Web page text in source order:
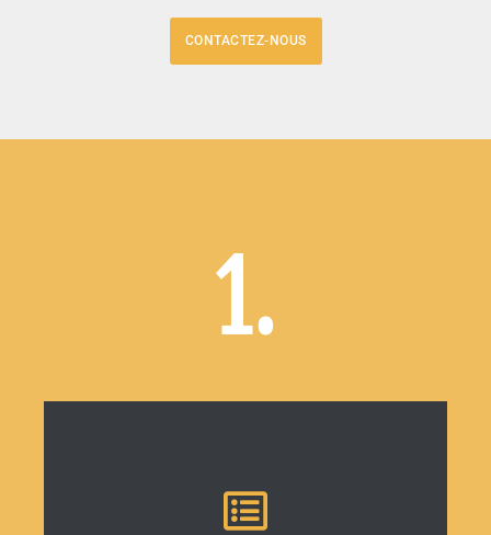
CONTACTEZ-NOUS
1.
Inscrivez votre entreprise à l'annuaire de